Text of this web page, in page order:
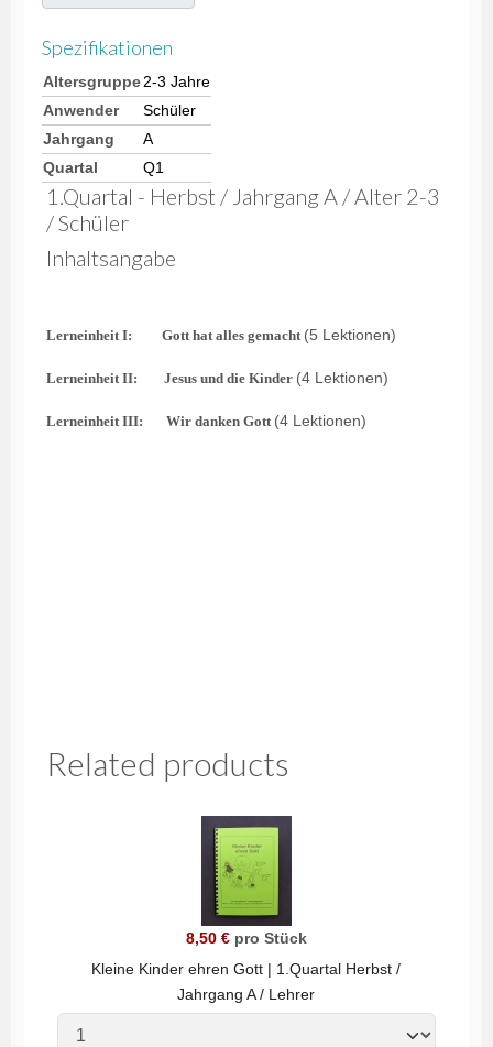
Spezifikationen
Altersgruppe2-3 Jahre
Anwender
Schüler
Jahrgang
A
Quartal
Q1
1.Quartal - Herbst / Jahrgang A / Alter 2-3
/ Schüler
Inhaltsangabe
Lerneinheit I: Gott hat alles gemacht (5 Lektionen)
Lerneinheit II: Jesus und die Kinder (4 Lektionen)
Lerneinheit III: Wir danken Gott (4 Lektionen)
Related products
8,50 € pro Stück
Kleine Kinder ehren Gott | 1.Quartal Herbst /
Jahrgang A / Lehrer